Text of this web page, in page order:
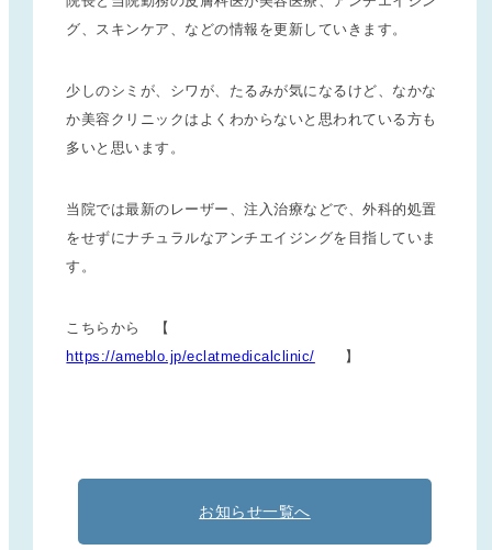
グ、スキンケア、などの情報を更新していきます。
少しのシミが、シワが、たるみが気になるけど、なかな
か美容クリニックはよくわからないと思われている方も
多いと思います。
当院では最新のレーザー、注入治療などで、外科的処置
をせずにナチュラルなアンチエイジングを目指していま
す。
こちらから 【
https://ameblo.jp/eclatmedicalclinic/ 】
お知らせ一覧へ